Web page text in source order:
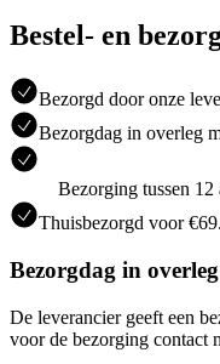
Bestel- en
Bezorgd door onze
Bezorgdag in overleg
Bezorging tussen 12
Thuisbezorgd voor
Bezorgdag in
De leverancier geeft een
voor de bezorging contact